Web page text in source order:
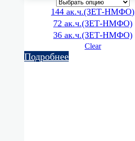
144 ак.ч.(ЗЕТ-НМФО)
72 ак.ч.(ЗЕТ-НМФО)
36 ак.ч.(ЗЕТ-НМФО)
Clear
Подробнее